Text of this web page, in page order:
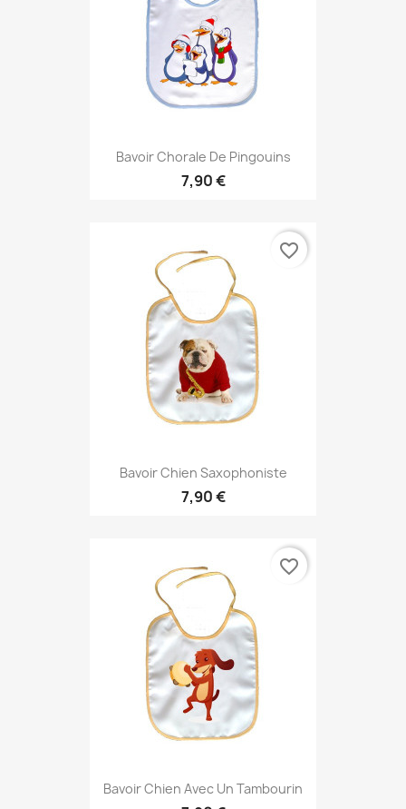
Bavoir Chorale De Pingouins
7,90 €
Bavoir Chien Saxophoniste
7,90 €
favorite_border
Bavoir Chien Avec Un Tambourin
favorite_border